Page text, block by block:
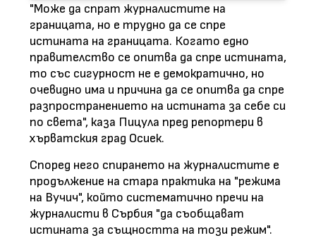
"Може да спрат журналистите на
границата, но е трудно да се спре
истината на границата. Когато едно
правителство се опитва да спре истината,
то със сигурност не е демократично, но
очевидно има и причина да се опитва да спре
разпространението на истината за себе си
по света", каза Пицула пред репортери в
хърватския град Осиек.
Според него спирането на журналистите е
продължение на стара практика на "режима
на Вучич", който систематично пречи на
журналисти в Сърбия "да съобщават
истината за същността на този режим".